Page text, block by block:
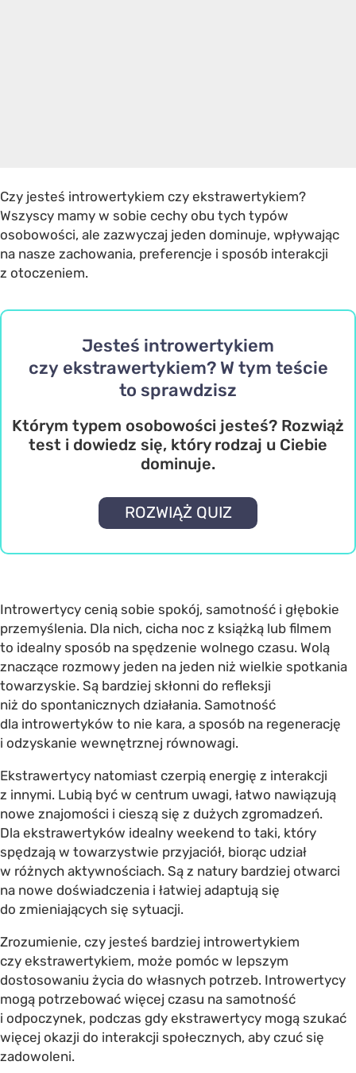
Czy jesteś introwertykiem czy ekstrawertykiem?
Wszyscy mamy w sobie cechy obu tych typów
osobowości, ale zazwyczaj jeden dominuje, wpływając
na nasze zachowania, preferencje i sposób interakcji
z otoczeniem.
Jesteś introwertykiem
czy ekstrawertykiem? W tym teście
to sprawdzisz
Którym typem osobowości jesteś? Rozwiąż
test i dowiedz się, który rodzaj u Ciebie
dominuje.
ROZWIĄŻ QUIZ
Introwertycy cenią sobie spokój, samotność i głębokie
przemyślenia. Dla nich, cicha noc z książką lub filmem
to idealny sposób na spędzenie wolnego czasu. Wolą
znaczące rozmowy jeden na jeden niż wielkie spotkania
towarzyskie. Są bardziej skłonni do refleksji
niż do spontanicznych działania. Samotność
dla introwertyków to nie kara, a sposób na regenerację
i odzyskanie wewnętrznej równowagi.
Ekstrawertycy natomiast czerpią energię z interakcji
z innymi. Lubią być w centrum uwagi, łatwo nawiązują
nowe znajomości i cieszą się z dużych zgromadzeń.
Dla ekstrawertyków idealny weekend to taki, który
spędzają w towarzystwie przyjaciół, biorąc udział
w różnych aktywnościach. Są z natury bardziej otwarci
na nowe doświadczenia i łatwiej adaptują się
do zmieniających się sytuacji.
Zrozumienie, czy jesteś bardziej introwertykiem
czy ekstrawertykiem, może pomóc w lepszym
dostosowaniu życia do własnych potrzeb. Introwertycy
mogą potrzebować więcej czasu na samotność
i odpoczynek, podczas gdy ekstrawertycy mogą szukać
więcej okazji do interakcji społecznych, aby czuć się
zadowoleni.